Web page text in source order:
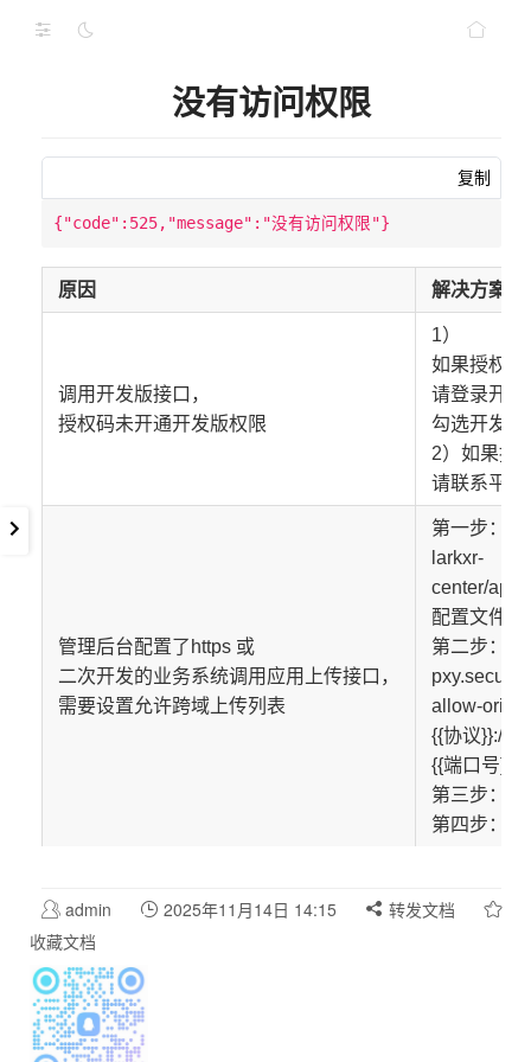
没有访问权限
复制
原因 解决方案
调用开发版接口，
授权码未开通开发版权限
1）
如果授权
请登录开发
勾选开发
2）如果授
请联系平
管理后台配置了https 或
二次开发的业务系统调用应用上传接口，
需要设置允许跨域上传列表
第一步：
larkxr-
center/
配置文件
第二步：
allow-
{{协议}}://{{
{{端口号}}
第三步：
第四步：
admin 2025年11月14日 14:15
转发文档
收藏文档